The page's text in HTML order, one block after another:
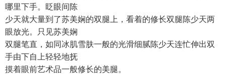
哪里下手。眨眼间陈
少天就大量到了苏美娴的双腿上，看着的修长双腿陈少天两
眼放光。只见苏美娴
双腿笔直，如同冰肌雪肤一般的光滑细腻陈少天连忙伸出双
手由下自上轻轻地抚
摸着眼前艺术品一般修长的美腿。